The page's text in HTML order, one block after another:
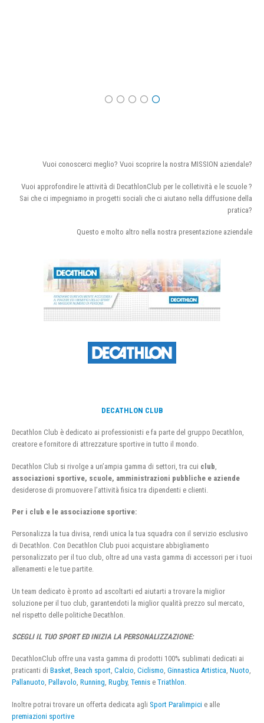
Vuoi conoscerci meglio? Vuoi scoprire la nostra MISSION aziendale?
Vuoi approfondire le attività di DecathlonClub per le colletività e le scuole ?
Sai che ci impegniamo in progetti sociali che ci aiutano nella diffusione della
pratica?
Questo e molto altro nella nostra presentazione aziendale
DECATHLON CLUB
Decathlon Club è dedicato ai professionisti e fa parte del gruppo Decathlon,
creatore e fornitore di attrezzature sportive in tutto il mondo.
Decathlon Club si rivolge a un’ampia gamma di settori, tra cui club
associazioni sportive, scuole, amministrazioni pubbliche e aziende
desiderose di promuovere l’attività fisica tra dipendenti e clienti.
Per i club e le associazione sportive:
Personalizza la tua divisa, rendi unica la tua squadra con il servizio esclusivo
di Decathlon. Con Decathlon Club puoi acquistare abbigliamento
personalizzato per il tuo club, oltre ad una vasta gamma di accessori per i tuoi
allenamenti e le tue partite.
Un team dedicato è pronto ad ascoltarti ed aiutarti a trovare la miglior
soluzione per il tuo club, garantendoti la miglior qualità prezzo sul mercato,
nel rispetto delle politiche Decathlon.
SCEGLI IL TUO SPORT ED INIZIA LA PERSONALIZZAZIONE:
DecathlonClub offre una vasta gamma di prodotti 100% sublimati dedicati ai
praticanti di Basket, Beach sport, Calcio, Ciclismo, Ginnastica Artistica, Nuoto,
Pallanuoto, Pallavolo, Running, Rugby, Tennis e Triathlon.
Inoltre potrai trovare un offerta dedicata agli Sport Paralimpici e alle
premiazioni sportive